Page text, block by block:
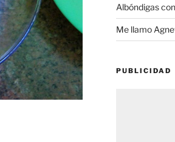
Albóndigas
Me llamo
PUBLICIDAD